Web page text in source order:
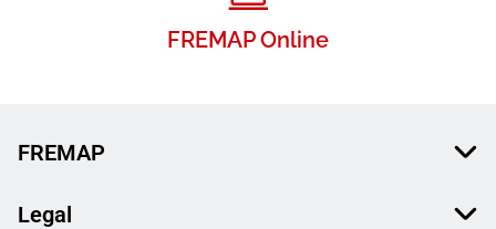
FREMAP Online
FREMAP
Legal